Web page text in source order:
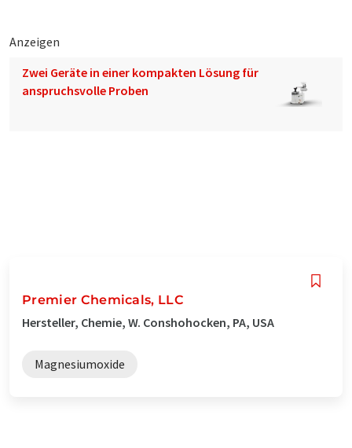
Anzeigen
Zwei Geräte in einer kompakten Lösung für
anspruchsvolle Proben
Premier Chemicals, LLC
Hersteller, Chemie, W. Conshohocken, PA, USA
Magnesiumoxide